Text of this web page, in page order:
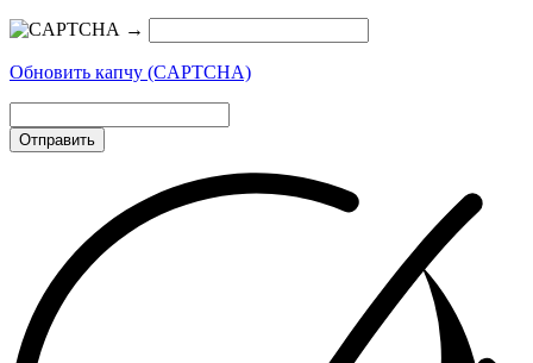
→
Обновить капчу (CAPTCHA)
Отправить